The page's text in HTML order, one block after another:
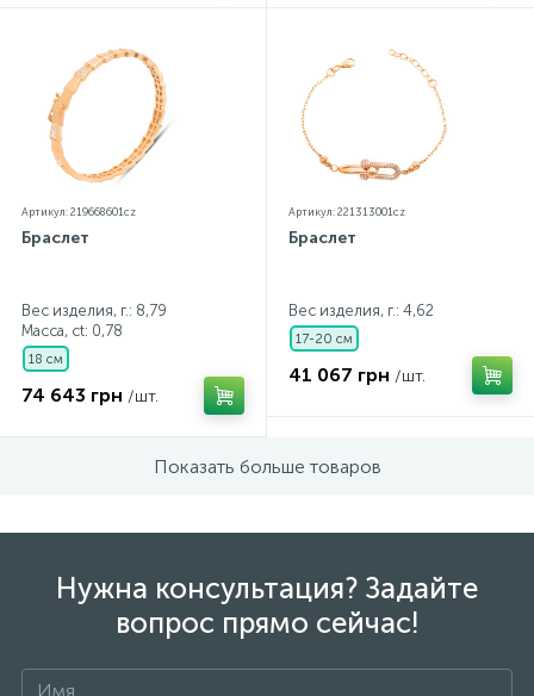
Артикул: 219668601cz
Браслет
Вес изделия, г.: 8,79
Масса, ct: 0,78
18 см
74 643 грн /шт.
Артикул: 221313001cz
Браслет
Вес изделия, г.: 4,62
17-20 см
41 067 грн /шт.
Показать больше товаров
Нужна консультация? Задайте
вопрос прямо сейчас!